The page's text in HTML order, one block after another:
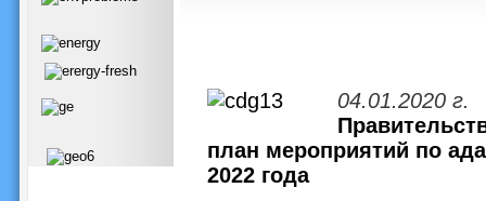
04.01.2020 г.
план мероприятий по
2022 года